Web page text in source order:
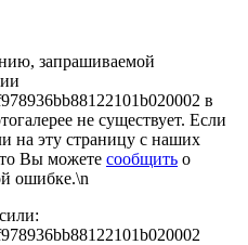
запрашиваемой
в
не существует. Если
на эту страницу с наших
Вы можете сообщить о
ошибке.\n